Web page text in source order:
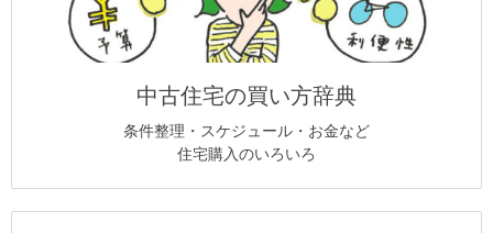
中古住宅の買い方辞典
条件整理・スケジュール・お金など
住宅購入のいろいろ